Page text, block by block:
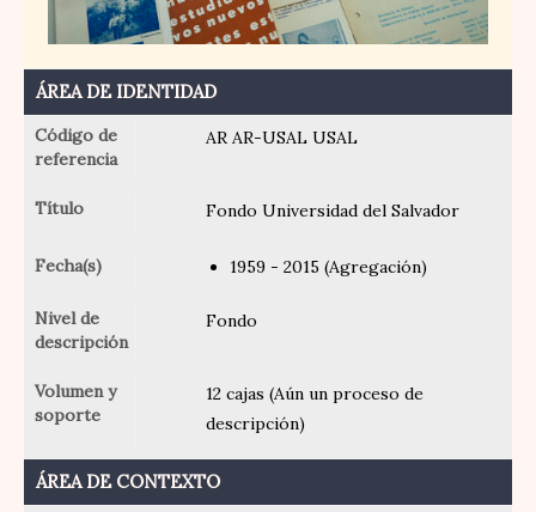
ÁREA DE IDENTIDAD
Código de
referencia
AR AR-USAL USAL
Título Fondo Universidad del Salvador
Fecha(s) 1959 - 2015 (Agregación)
Nivel de
descripción
Fondo
Volumen y
soporte
12 cajas (Aún un proceso de
descripción)
ÁREA DE CONTEXTO